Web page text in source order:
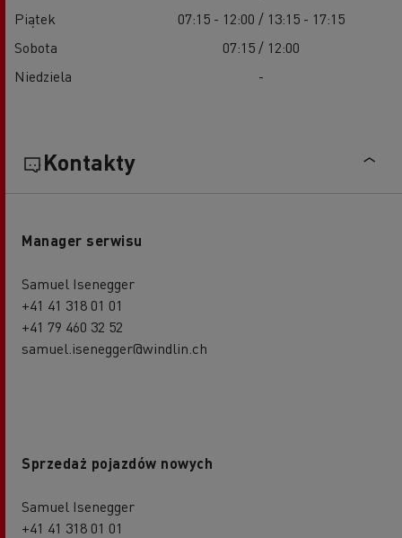
Piątek
07:15 - 12:00 / 13:15 - 17:15
Sobota
07:15 / 12:00
Niedziela
-
Kontakty
Manager serwisu
Samuel Isenegger
+41 41 318 01 01
+41 79 460 32 52
samuel.isenegger@windlin.ch
Sprzedaż pojazdów nowych
Samuel Isenegger
+41 41 318 01 01